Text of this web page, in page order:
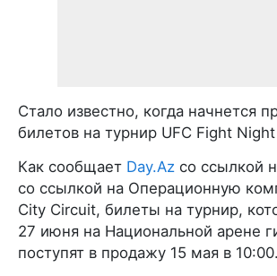
Стало известно, когда начнется
билетов на турнир UFC Fight Night
Как сообщает Day.Az со ссылкой
со ссылкой на Операционную
City Circuit, билеты на турнир,
27 июня на Национальной арене
поступят в продажу 15 мая в 10:00.